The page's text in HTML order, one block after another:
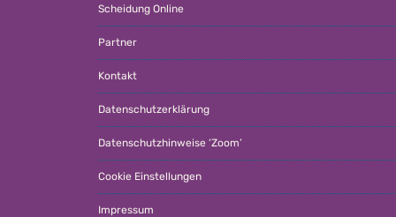
Scheidung Online
Partner
Kontakt
Datenschutzerklärung
Datenschutzhinweise ‘Zoom’
Cookie Einstellungen
Impressum